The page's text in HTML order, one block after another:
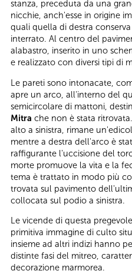
stanza, preceduta da una
nicchie, anch'esse in origine
quali quella di destra
interrato. Al centro del
alabastro, inserito in uno
e realizzato con diversi tipi di
Le pareti sono intonacate,
apre un arco, all'interno del
semicircolare di mattoni,
Mitra che non è stata
alto a sinistra, rimane
mentre a destra dell'arco è
raffigurante l'uccisione del
morte promuove la vita e la
tema è trattato in modo più
trovata sul pavimento
collocata sul podio a sinistra.
Le vicende di questa
primitiva immagine di culto
insieme ad altri indizi hanno
distinte fasi del mitreo,
decorazione marmorea.